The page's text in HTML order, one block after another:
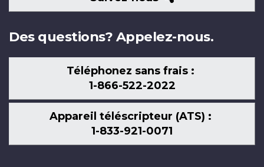
nous
Des questions? Appelez-nous.
Téléphonez sans frais :
1-866-522-2022
Appareil téléscripteur (ATS) :
1-833-921-0071